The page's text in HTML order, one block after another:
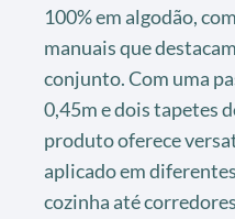
100% em algodão,
manuais que
conjunto. Com uma
0,45m e dois tapetes
produto oferece
aplicado em
cozinha até